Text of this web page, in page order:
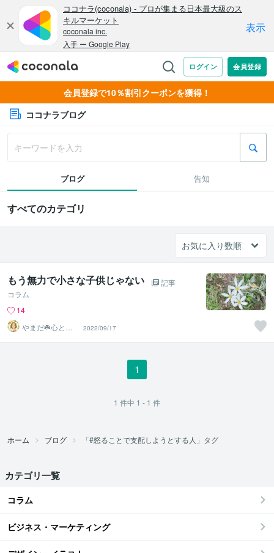
会員登録で10％割引クーポンを獲得！
ココナラブログ
ブログ 告知
すべてのカテゴリ
もう無力で小さな子供じゃない
記事
コラム
14
やまだ☘️心と頭
がスッキリ整う
サロン
2022/09/17
1
1 件中 1 - 1 件
ホーム ブログ 「#怒ることで支配しようとする人」タグ
カテゴリ一覧
コラム
ビジネス・マーケティング